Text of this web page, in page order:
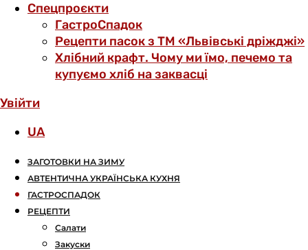
Спецпроєкти
ГастроСпадок
Рецепти пасок з ТМ «Львівські дріжджі»
Хлібний крафт. Чому ми їмо, печемо та
купуємо хліб на заквасці
Увійти
UA
ЗАГОТОВКИ НА ЗИМУ
АВТЕНТИЧНА УКРАЇНСЬКА КУХНЯ
ГАСТРОСПАДОК
РЕЦЕПТИ
Салати
Закуски